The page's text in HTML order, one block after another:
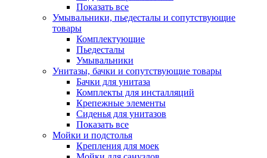
Показать все
Умывальники, пьедесталы и сопутствующие
товары
Комплектующие
Пьедесталы
Умывальники
Унитазы, бачки и сопутствующие товары
Бачки для унитаза
Комплекты для инсталляций
Крепежные элементы
Сиденья для унитазов
Показать все
Мойки и подстолья
Крепления для моек